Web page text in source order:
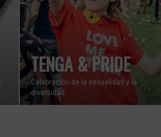
TENGA & PRIDE
Celebración de la sexualidad y la
diversidad